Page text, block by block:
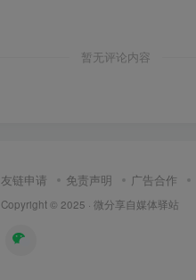
暂无评论内容
友链申请 免责声明 广告合作
Copyright © 2025 · 微分享自媒体驿站